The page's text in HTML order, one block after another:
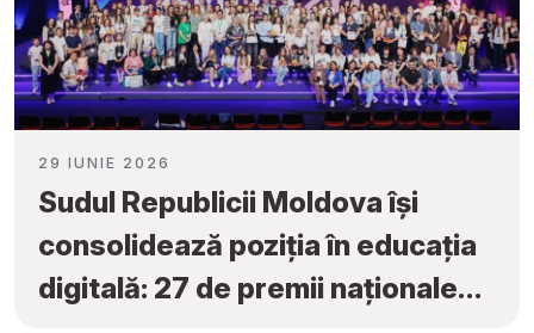
29 IUNIE 2026
Sudul Republicii Moldova își
consolidează poziția în educația
digitală: 27 de premii naționale